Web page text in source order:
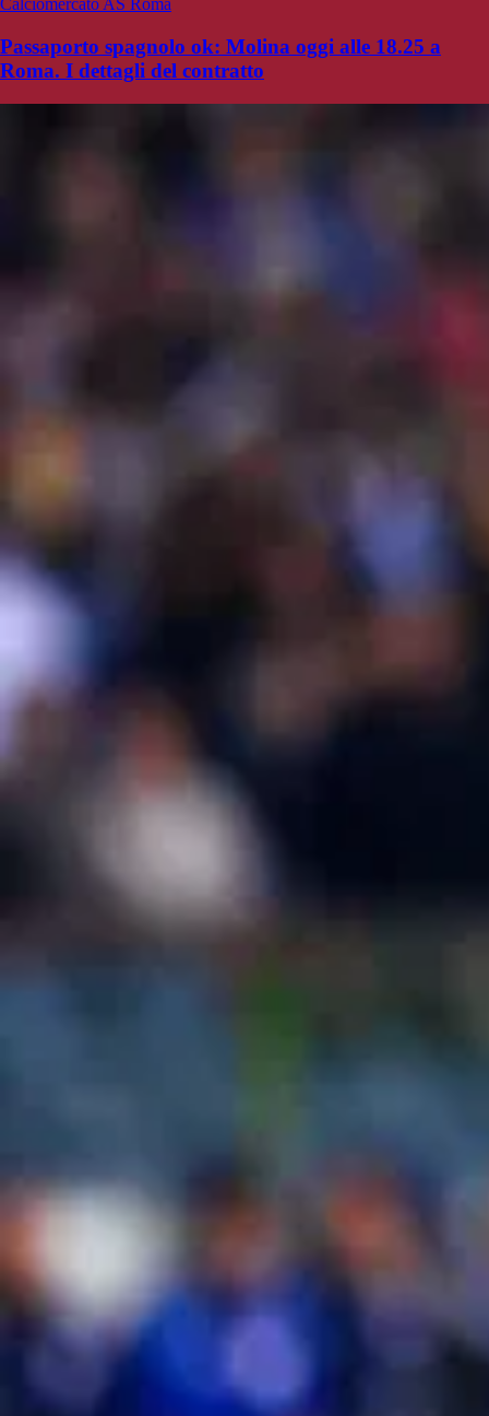
Calciomercato AS Roma
Passaporto spagnolo ok: Molina oggi alle 18.25 a
Roma. I dettagli del contratto